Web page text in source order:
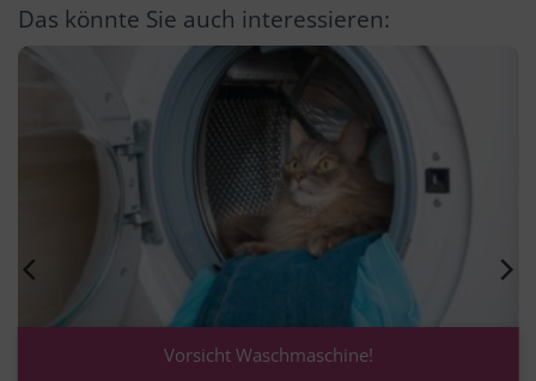
Das könnte Sie auch interessieren:
Vorsicht Waschmaschine!